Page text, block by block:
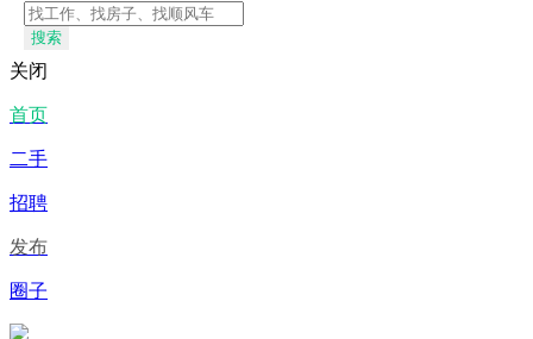
搜索
关闭
首页
二手
招聘
发布
圈子